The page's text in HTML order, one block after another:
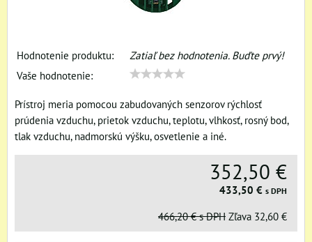
Hodnotenie produktu:
Zatiaľ bez hodnotenia. Buďte prvý!
Vaše hodnotenie:
Prístroj meria pomocou zabudovaných senzorov rýchlosť
prúdenia vzduchu, prietok vzduchu, teplotu, vlhkosť, rosný bod,
tlak vzduchu, nadmorskú výšku, osvetlenie a iné.
352,50 €
433,50 € s DPH
466,20 € s DPH Zľava 32,60 €